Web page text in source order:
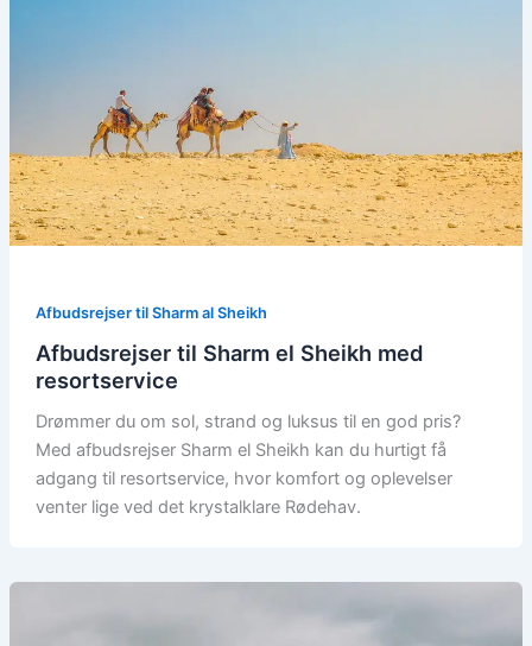
Afbudsrejser til Sharm al Sheikh
Afbudsrejser til Sharm el Sheikh med
resortservice
Drømmer du om sol, strand og luksus til en god pris?
Med afbudsrejser Sharm el Sheikh kan du hurtigt få
adgang til resortservice, hvor komfort og oplevelser
venter lige ved det krystalklare Rødehav.